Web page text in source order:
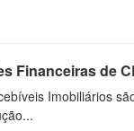
Financeiras de
Imobiliários